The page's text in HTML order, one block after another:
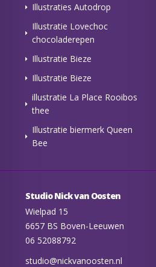
Illustraties Autodrop
Illustratie Lovechoc
chocoladerepen
Illustratie Bieze
Illustratie Bieze
illustratie La Place Rooibos
thee
Illustratie biermerk Queen
Bee
Studio Nick van Oosten
Wielpad 15
6657 BS Boven-Leeuwen
06 52088792
studio@nickvanoosten.nl